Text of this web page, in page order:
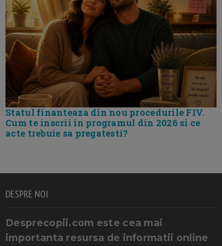
Statul finanteaza din nou procedurile FIV.
Cum te inscrii in programul din 2026 si ce
acte trebuie sa pregatesti?
DESPRE NOI
Desprecopii.com este cea mai
importanta resursa de informatii online